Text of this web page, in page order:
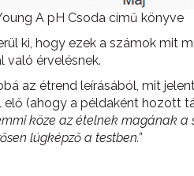
A pH Csoda című könyve
ki, hogy ezek a számok mit
való érvelésnek.
az étrend leírásából, mit
elő (ahogy a példaként hozott
köze az ételnek magának a
lúgképző a testben.”